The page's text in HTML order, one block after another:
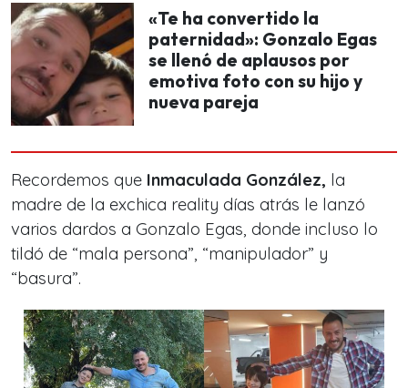
«Te ha convertido la
paternidad»: Gonzalo Egas
se llenó de aplausos por
emotiva foto con su hijo y
nueva pareja
Recordemos que Inmaculada González, la
madre de la exchica reality días atrás le lanzó
varios dardos a Gonzalo Egas, donde incluso lo
tildó de “mala persona”, “manipulador” y
“basura”.